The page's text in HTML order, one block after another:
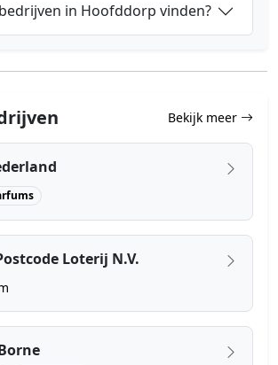
in Hoofddorp vinden?
Bekijk meer
Loterij N.V.